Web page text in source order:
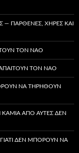
— ΠΑΡΘΈΝΕΣ, ΧΉΡΕΣ ΚΑΙ
ΤΟΝ ΝΑΌ
ΤΟΝ ΝΑΌ
ΝΑ ΤΗΡΗΘΟΎΝ
ΚΑΜΊΑ ΑΠΌ ΑΥΤΈΣ ΔΕΝ
ΔΕΝ ΜΠΟΡΟΎΝ ΝΑ